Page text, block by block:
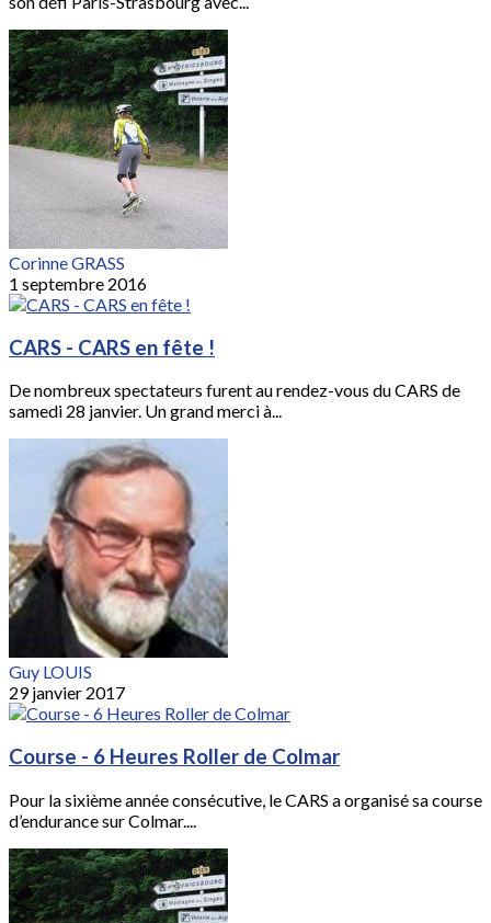
Corinne GRASS
1 septembre 2016
CARS - CARS en fête !
De nombreux spectateurs furent au rendez-vous du CARS de
samedi 28 janvier. Un grand merci à...
Guy LOUIS
29 janvier 2017
Course - 6 Heures Roller de Colmar
Pour la sixième année consécutive, le CARS a organisé sa course
d’endurance sur Colmar....